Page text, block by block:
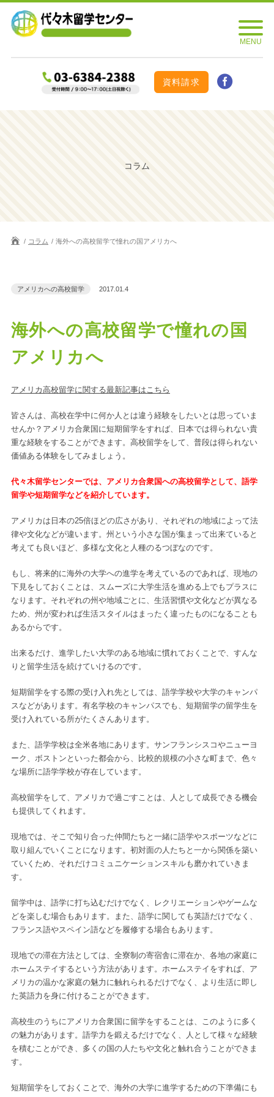
資料請求
コラム
コラム 海外への高校留学で憧れの国アメリカへ
アメリカへの高校留学 2017.01.4
海外への高校留学で憧れの国
アメリカへ
アメリカ高校留学に関する最新記事はこちら
皆さんは、高校在学中に何か人とは違う経験をしたいとは思っていま
せんか？アメリカ合衆国に短期留学をすれば、日本では得られない貴
重な経験をすることができます。高校留学をして、普段は得られない
価値ある体験をしてみましょう。
代々木留学センターでは、アメリカ合衆国への高校留学として、語学
留学や短期留学などを紹介しています。
アメリカは日本の25倍ほどの広さがあり、それぞれの地域によって法
律や文化などが違います。州という小さな国が集まって出来ていると
考えても良いほど、多様な文化と人種のるつぼなのです。
もし、将来的に海外の大学への進学を考えているのであれば、現地の
下見をしておくことは、スムーズに大学生活を進める上でもプラスに
なります。それぞれの州や地域ごとに、生活習慣や文化などが異なる
ため、州が変われば生活スタイルはまったく違ったものになることも
あるからです。
出来るだけ、進学したい大学のある地域に慣れておくことで、すんな
りと留学生活を続けていけるのです。
短期留学をする際の受け入れ先としては、語学学校や大学のキャンパ
スなどがあります。有名学校のキャンパスでも、短期留学の留学生を
受け入れている所がたくさんあります。
また、語学学校は全米各地にあります。サンフランシスコやニューヨ
ーク、ボストンといった都会から、比較的規模の小さな町まで、色々
な場所に語学学校が存在しています。
高校留学をして、アメリカで過ごすことは、人として成長できる機会
も提供してくれます。
現地では、そこで知り合った仲間たちと一緒に語学やスポーツなどに
取り組んでいくことになります。初対面の人たちと一から関係を築い
ていくため、それだけコミュニケーションスキルも磨かれていきま
す。
留学中は、語学に打ち込むだけでなく、レクリエーションやゲームな
どを楽しむ場合もあります。また、語学に関しても英語だけでなく、
フランス語やスペイン語などを履修する場合もあります。
現地での滞在方法としては、全寮制の寄宿舎に滞在か、各地の家庭に
ホームステイするという方法があります。ホームステイをすれば、ア
メリカの温かな家庭の魅力に触れられるだけでなく、より生活に即し
た英語力を身に付けることができます。
高校生のうちにアメリカ合衆国に留学をすることは、このように多く
の魅力があります。語学力を鍛えるだけでなく、人として様々な経験
を積むことができ、多くの国の人たちや文化と触れ合うことができま
す。
短期留学をしておくことで、海外の大学に進学するための下準備にも